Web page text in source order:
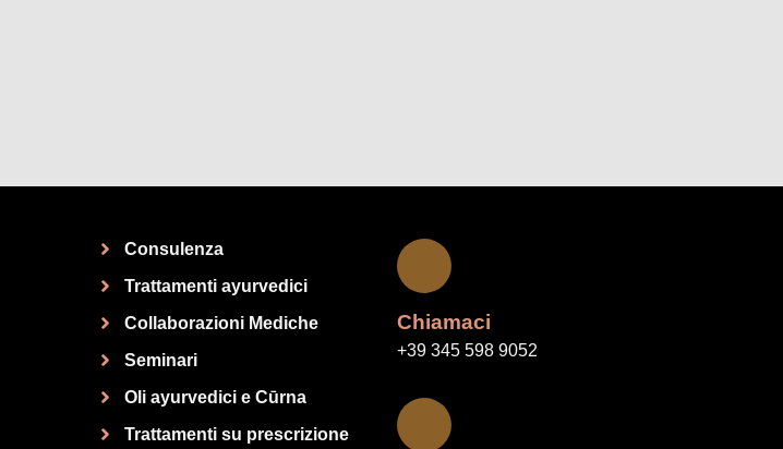
Consulenza
Trattamenti ayurvedici
Collaborazioni Mediche
Seminari
Oli ayurvedici e Cūrna
Trattamenti su prescrizione
Chiamaci
+39 345 598 9052